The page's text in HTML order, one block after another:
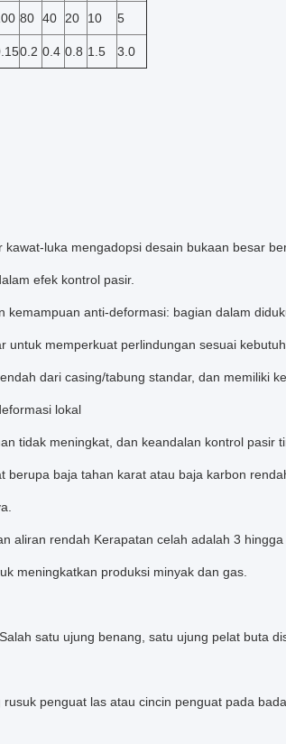
80 40 20 10 5
0.2 0.4 0.8 1.5 3.0
luka mengadopsi desain bukaan besar
efek kontrol pasir.
kemampuan anti-deformasi: bagian dalam
untuk memperkuat perlindungan sesuai
dari casing/tabung standar, dan memiliki
lokal
tidak meningkat, dan keandalan kontrol pasir
berupa baja tahan karat atau baja karbon
aliran rendah Kerapatan celah adalah 3
meningkatkan produksi minyak dan gas.
satu ujung benang, satu ujung pelat buta
penguat las atau cincin penguat pada